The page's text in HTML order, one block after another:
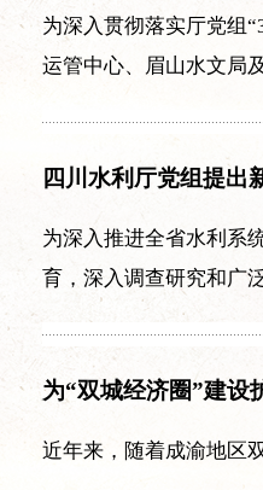
为深入贯彻落实厅党组
运管中心、眉山水文局
四川水利厅党组提出
为深入推进全省水利系
育，深入调查研究和广
为“双城经济圈”建设
近年来，随着成渝地区